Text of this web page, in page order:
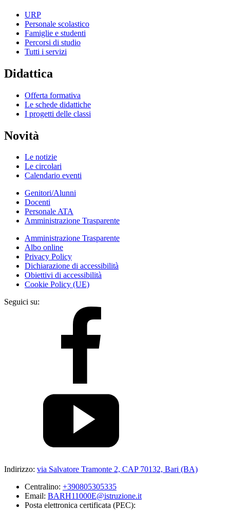
URP
Personale scolastico
Famiglie e studenti
Percorsi di studio
Tutti i servizi
Didattica
Offerta formativa
Le schede didattiche
I progetti delle classi
Novità
Le notizie
Le circolari
Calendario eventi
Genitori/Alunni
Docenti
Personale ATA
Amministrazione Trasparente
Amministrazione Trasparente
Albo online
Privacy Policy
Dichiarazione di accessibilità
Obiettivi di accessibilità
Cookie Policy (UE)
Seguici su:
Indirizzo: via Salvatore Tramonte 2, CAP 70132, Bari (BA)
Centralino: +390805305335
Email: BARH11000E@istruzione.it
Posta elettronica certificata (PEC):